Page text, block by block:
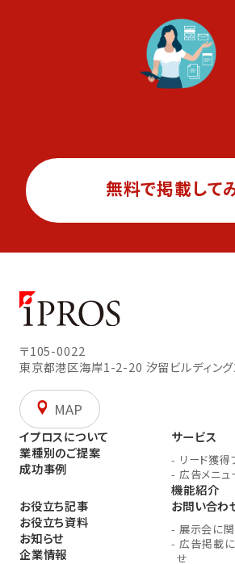
無料で掲載して
〒105-0022
東京都港区海岸1-2-20 汐留ビルディン
MAP
イプロスについて
業種別のご提案
成功事例
サービス
- リード獲得
- 広告メニュ
機能紹介
お役立ち記事
お役立ち資料
お知らせ
企業情報
お問い合わ
- 展示会に
- 広告掲載
せ